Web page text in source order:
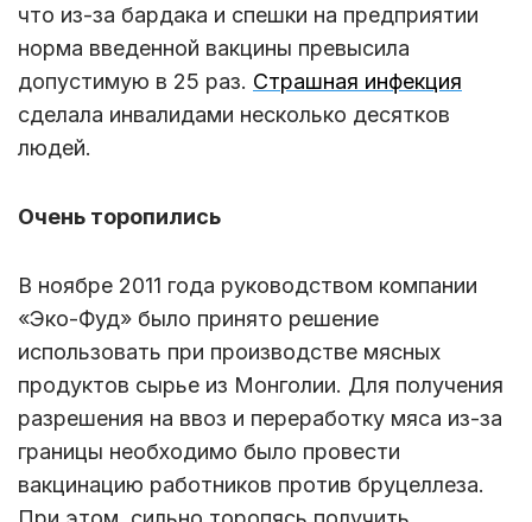
что из-за бардака и спешки на предприятии
норма введенной вакцины превысила
допустимую в 25 раз. Страшная инфекция
сделала инвалидами несколько десятков
людей.
Очень торопились
В ноябре 2011 года руководством компании
«Эко-Фуд» было принято решение
использовать при производстве мясных
продуктов сырье из Монголии. Для получения
разрешения на ввоз и переработку мяса из-за
границы необходимо было провести
вакцинацию работников против бруцеллеза.